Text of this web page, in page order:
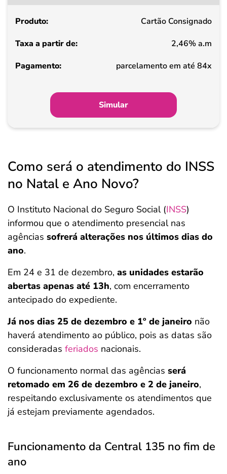
Cartão Consignado
2,46% a.m
parcelamento em até 84x
Simular
Como será o atendimento do INSS
no Natal e Ano Novo?
O Instituto Nacional do Seguro Social (INSS)
informou que o atendimento presencial nas
agências sofrerá alterações nos últimos dias do
ano.
Em 24 e 31 de dezembro, as unidades estarão
abertas apenas até 13h, com encerramento
antecipado do expediente.
Já nos dias 25 de dezembro e 1º de janeiro não
haverá atendimento ao público, pois as datas são
consideradas feriados nacionais.
O funcionamento normal das agências será
retomado em 26 de dezembro e 2 de janeiro,
respeitando exclusivamente os atendimentos que
já estejam previamente agendados.
Funcionamento da Central 135 no fim de
ano